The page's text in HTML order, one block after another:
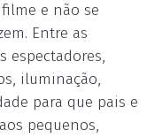
e não se
Entre as
espectadores,
iluminação,
para que pais e
pequenos,